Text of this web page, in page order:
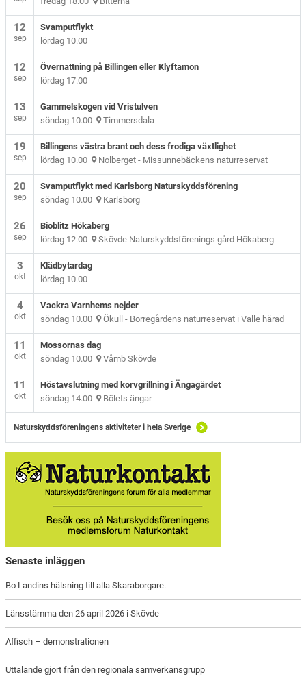
12
sep
Svamputflykt
lördag 10.00
12
sep
Övernattning på Billingen eller Klyftamon
lördag 17.00
13
sep
Gammelskogen vid Vristulven
söndag 10.00 Timmersdala
19
sep
Billingens västra brant och dess frodiga växtlighet
lördag 10.00 Nolberget - Missunnebäckens naturreservat
20
sep
Svamputflykt med Karlsborg Naturskyddsförening
söndag 10.00 Karlsborg
26
sep
Bioblitz Hökaberg
lördag 12.00 Skövde Naturskyddsförenings gård Hökaberg
3
okt
Klädbytardag
lördag 10.00
4
okt
Vackra Varnhems nejder
söndag 10.00 Ökull - Borregårdens naturreservat i Valle härad
11
okt
Mossornas dag
söndag 10.00 Våmb Skövde
11
okt
Höstavslutning med korvgrillning i Ängagärdet
söndag 14.00 Bölets ängar
Naturskyddsföreningens aktiviteter i hela Sverige
Senaste inläggen
Bo Landins hälsning till alla Skaraborgare.
Länsstämma den 26 april 2026 i Skövde
Affisch – demonstrationen
Uttalande gjort från den regionala samverkansgrupp